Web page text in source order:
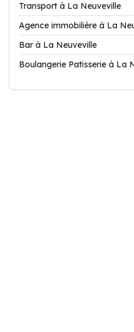
Transport à La Neuveville
Agence immobilière à La
Bar à La Neuveville
Boulangerie Patisserie à La